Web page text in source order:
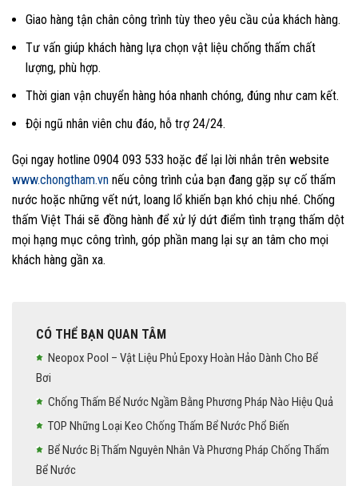
Giao hàng tận chân công trình tùy theo yêu cầu của khách hàng.
Tư vấn giúp khách hàng lựa chọn vật liệu chống thấm chất
lượng, phù hợp.
Thời gian vận chuyển hàng hóa nhanh chóng, đúng như cam kết.
Đội ngũ nhân viên chu đáo, hỗ trợ 24/24.
Gọi ngay hotline 0904 093 533 hoặc để lại lời nhắn trên website
www.chongtham.vn nếu công trình của bạn đang gặp sự cố thấm
nước hoặc những vết nứt, loang lổ khiến bạn khó chịu nhé. Chống
thấm Việt Thái sẽ đồng hành để xử lý dứt điểm tình trạng thấm dột
mọi hạng mục công trình, góp phần mang lại sự an tâm cho mọi
khách hàng gần xa.
CÓ THỂ BẠN QUAN TÂM
Neopox Pool – Vật Liệu Phủ Epoxy Hoàn Hảo Dành Cho Bể
Bơi
Chống Thấm Bể Nước Ngầm Bằng Phương Pháp Nào Hiệu Quả
TOP Những Loại Keo Chống Thấm Bể Nước Phổ Biến
Bể Nước Bị Thấm Nguyên Nhân Và Phương Pháp Chống Thấm
Bể Nước